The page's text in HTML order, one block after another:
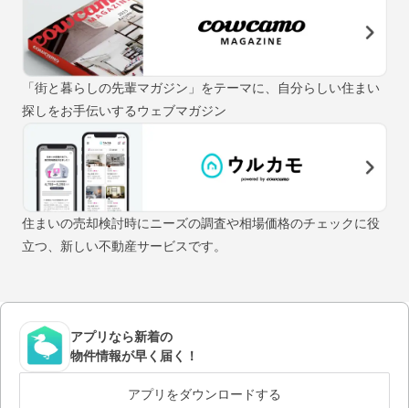
「街と暮らしの先輩マガジン」をテーマに、自分らしい住まい
探しをお手伝いするウェブマガジン
住まいの売却検討時にニーズの調査や相場価格のチェックに役
立つ、新しい不動産サービスです。
アプリなら新着の
物件情報が早く届く！
アプリをダウンロードする